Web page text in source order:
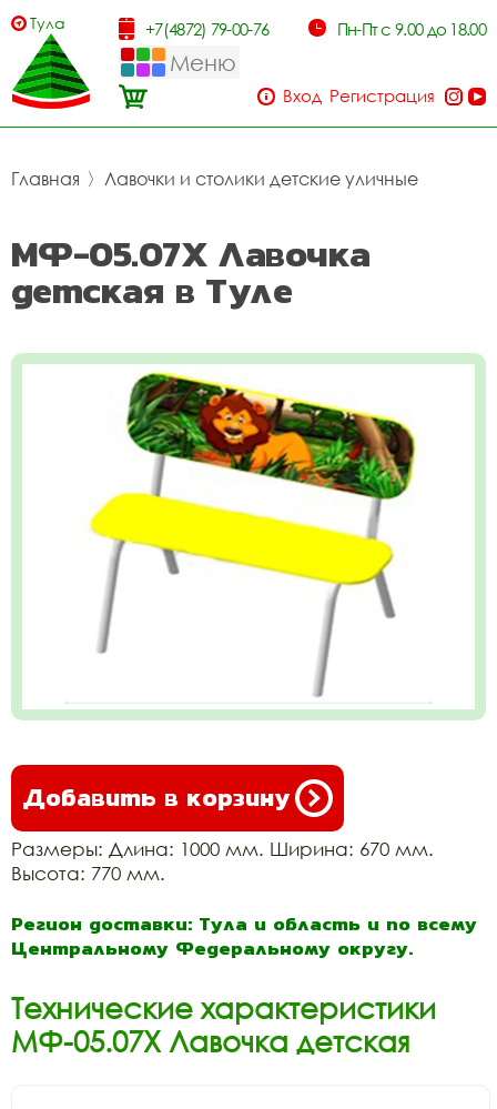
Тула +7(4872) 79-00-76 Пн-Пт с 9.00 до 18.00
Меню
Вход Регистрация
Главная 〉 Лавочки и столики детские уличные
МФ-05.07Х Лавочка
детская в Туле
Добавить в корзину
Размеры: Длина: 1000 мм. Ширина: 670 мм.
Высота: 770 мм.
Регион доставки: Тула и область и по всему
Центральному Федеральному округу.
Технические характеристики
МФ-05.07Х Лавочка детская